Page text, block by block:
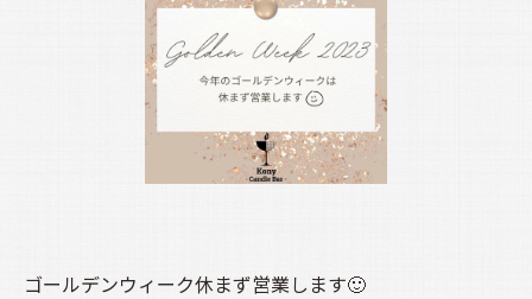
ゴールデンウィーク休まず営業します🙂